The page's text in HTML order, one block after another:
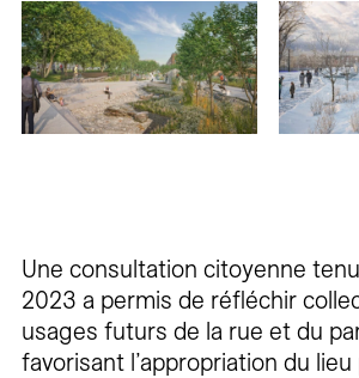
Une consultation citoyenne
2023 a permis de réfléchir
usages futurs de la rue et du
favorisant l’appropriation du lieu